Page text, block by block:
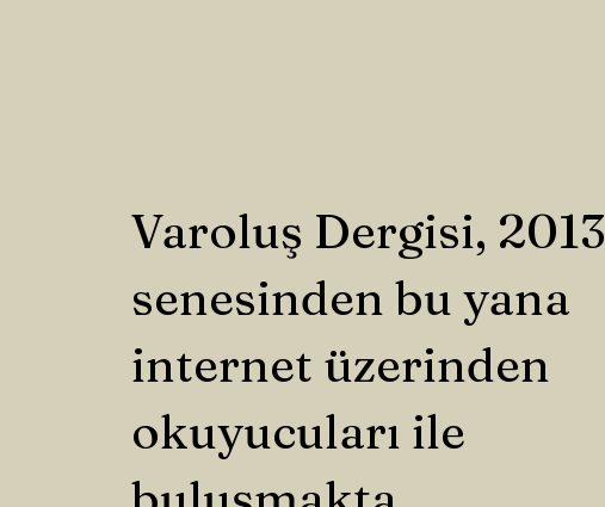
Varoluş Dergisi, 2013
senesinden bu yana
internet üzerinden
okuyucuları ile